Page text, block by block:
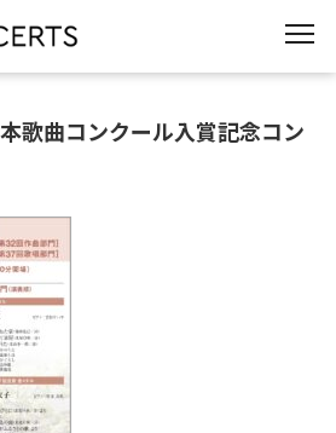
t
o
n
歌曲コンクール入賞記念コン